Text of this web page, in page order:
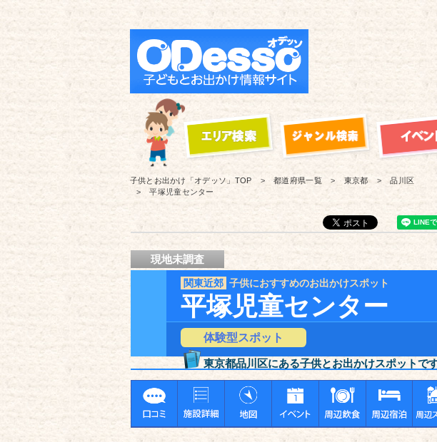
子供とお出かけ「オデッソ」 TOP 都道府県一覧 東京都
品川区
平塚児童センター
現地未調査
関東近郊 子供におすすめのお出かけスポット
平塚児童センター
体験型スポット
東京都品川区にある子供とお出かけスポットです